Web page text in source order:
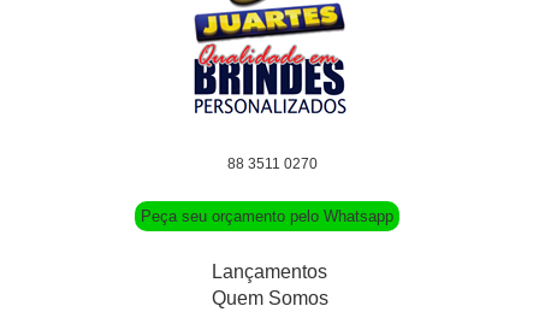
88 3511 0270
Peça seu orçamento pelo Whatsapp
Lançamentos
Quem Somos